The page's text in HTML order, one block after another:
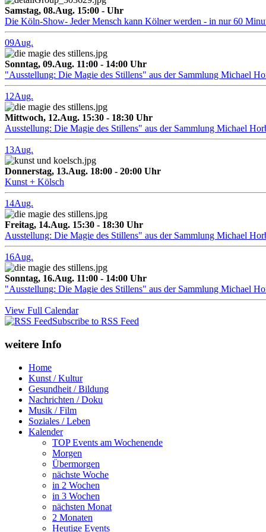
Samstag, 08.Aug. 15:00 - Uhr
Die Köln-Show- Jeder Mensch kann Kölner werden - in nur 60
09Aug.
Sonntag, 09.Aug. 11:00 - 14:00 Uhr
"Ausstellung: Die Magie des Stillens" aus der Sammlung Michael
12Aug.
Mittwoch, 12.Aug. 15:30 - 18:30 Uhr
Ausstellung: Die Magie des Stillens" aus der Sammlung Michael
13Aug.
Donnerstag, 13.Aug. 18:00 - 20:00 Uhr
Kunst + Kölsch
14Aug.
Freitag, 14.Aug. 15:30 - 18:30 Uhr
Ausstellung: Die Magie des Stillens" aus der Sammlung Michael
16Aug.
Sonntag, 16.Aug. 11:00 - 14:00 Uhr
"Ausstellung: Die Magie des Stillens" aus der Sammlung Michael
View Full Calendar
Subscribe to RSS Feed
weitere Info
Home
Kunst / Kultur
Gesundheit / Bildung
Nachrichten / Doku
Musik / Film
Soziales / Leben
Kalender
TOP Events am Wochenende
Morgen
Übermorgen
nächste Woche
in 2 Wochen
in 3 Wochen
nächsten Monat
2 Monaten
Heutige Events